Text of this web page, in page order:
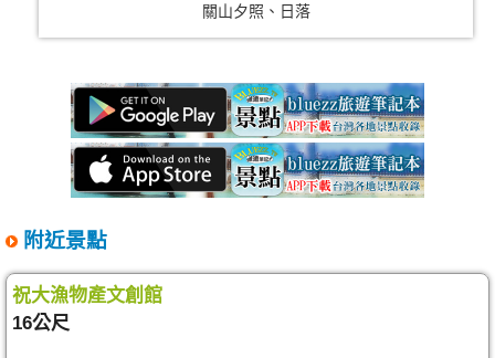
關山夕照、日落
附近景點
祝大漁物產文創館
16公尺